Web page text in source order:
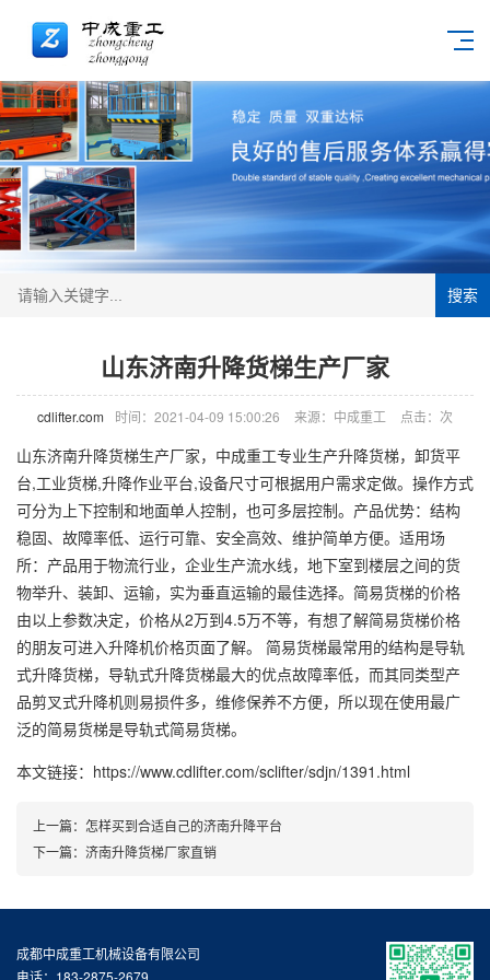
搜索
山东济南升降货梯生产厂家
cdlifter.com 时间：2021-04-09 15:00:26 来源：中成重工 点击： 次
山东济南升降货梯生产厂家，中成重工专业生产升降货梯，卸货平
台,工业货梯,升降作业平台,设备尺寸可根据用户需求定做。操作方式
可分为上下控制和地面单人控制，也可多层控制。产品优势：结构
稳固、故障率低、运行可靠、安全高效、维护简单方便。适用场
所：产品用于物流行业，企业生产流水线，地下室到楼层之间的货
物举升、装卸、运输，实为垂直运输的最佳选择。简易货梯的价格
由以上参数决定，价格从2万到4.5万不等，有想了解简易货梯价格
的朋友可进入升降机价格页面了解。 简易货梯最常用的结构是导轨
式升降货梯，导轨式升降货梯最大的优点故障率低，而其同类型产
品剪叉式升降机则易损件多，维修保养不方便，所以现在使用最广
泛的简易货梯是导轨式简易货梯。
本文链接：https://www.cdlifter.com/sclifter/sdjn/1391.html
上一篇： 怎样买到合适自己的济南升降平台
下一篇： 济南升降货梯厂家直销
成都中成重工机械设备有限公司
电话：183-2875-2679